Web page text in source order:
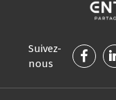
Suivez-
nous